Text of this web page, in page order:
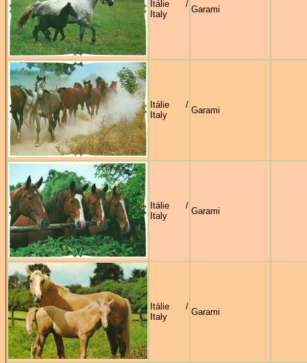
Itálie /
Italy
Garami
Itálie /
Italy
Garami
Itálie /
Italy
Garami
Itálie /
Italy
Garami